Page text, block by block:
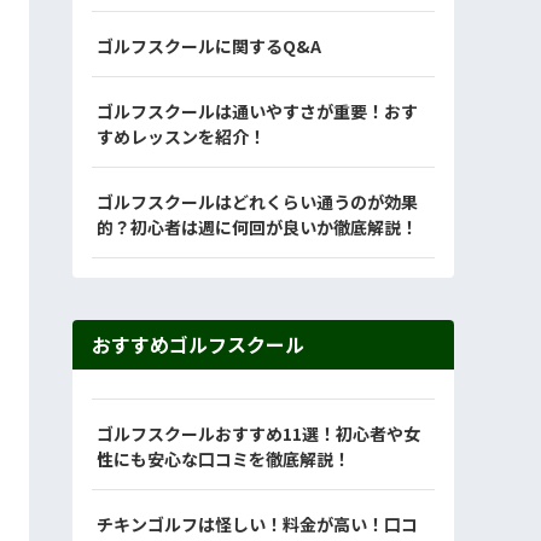
ゴルフスクールに関するQ&A
ゴルフスクールは通いやすさが重要！おす
すめレッスンを紹介！
ゴルフスクールはどれくらい通うのが効果
的？初心者は週に何回が良いか徹底解説！
おすすめゴルフスクール
ゴルフスクールおすすめ11選！初心者や女
性にも安心な口コミを徹底解説！
チキンゴルフは怪しい！料金が高い！口コ